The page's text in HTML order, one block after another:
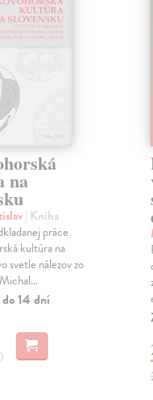
na
| Kniha
práce
kultúra na
svetle nálezov zo
14 dní